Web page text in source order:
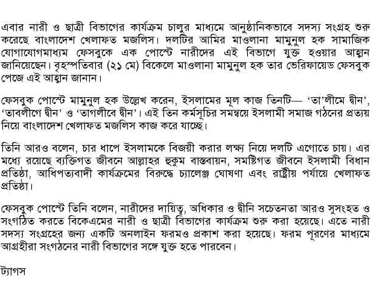
এবার নারী ও ছাত্রী বিভাগের কার্যক্রম চালুর মাধ্যমে আনুষ্ঠানিকভাবে সদস্য সংগ্রহ শুরু
করেছে বাংলাদেশ খেলাফত মজলিস। দলটির আমির মাওলানা মামুনুল হক সামাজিক
যোগাযোগমাধ্যম ফেসবুকে এক পোস্টে নারীদের এই বিভাগে যুক্ত হওয়ার আহ্বান
জানিয়েছেন। বৃহস্পতিবার (২১ মে)বিকেলে মাওলানা মামুনুল হক তার ভেরিফায়েড ফেসবুক
পেজে এই আহ্বান জানান।
ফেসবুক পোস্টে মামুনুল হক উল্লেখ করেন,ইসলামের মূল কাজ তিনটি— ‘তা’লীমে দ্বীন’,
‘তাবলীগে দ্বীন’ ও ‘তাগলীবে দ্বীন’ । এই তিন কর্মসূচির সমন্বয়ে ইসলামী সমাজ গঠনের প্রত্যয়
নিয়ে বাংলাদেশ খেলাফত মজলিস কাজ করে যাচ্ছে।
তিনি আরও বলেন,চার ধাপে ইসলামকে বিজয়ী করার লক্ষ্য নিয়ে দলটি এগোতে চায়। এর
মধ্যে রয়েছে ব্যক্তিগত জীবনে আল্লাহর হুকুম বাস্তবায়ন,সমষ্টিগত জীবনে ইসলামী বিধান
প্রতিষ্ঠা,আধিপত্যবাদী কার্যক্রমের বিরুদ্ধে চ্যালেঞ্জ ঘোষণা এবং রাষ্ট্রীয় পর্যায়ে খেলাফত
প্রতিষ্ঠা।
ফেসবুক পোস্টে তিনি বলেন,নারীদের দায়িত্ব,অধিকার ও দ্বীনি সচেতনতা আরও সুসংহত ও
সংগঠিত করতে বিকেএমের নারী ও ছাত্রী বিভাগের কার্যক্রম শুরু করা হয়েছে। এতে নারী
সদস্য সংগ্রহের জন্য একটি অনলাইন ফরমও প্রকাশ করা হয়েছে। ফরম পূরণের মাধ্যমে
আগ্রহীরা সংগঠনের নারী বিভাগের সঙ্গে যুক্ত হতে পারবেন।
ট্যাগস